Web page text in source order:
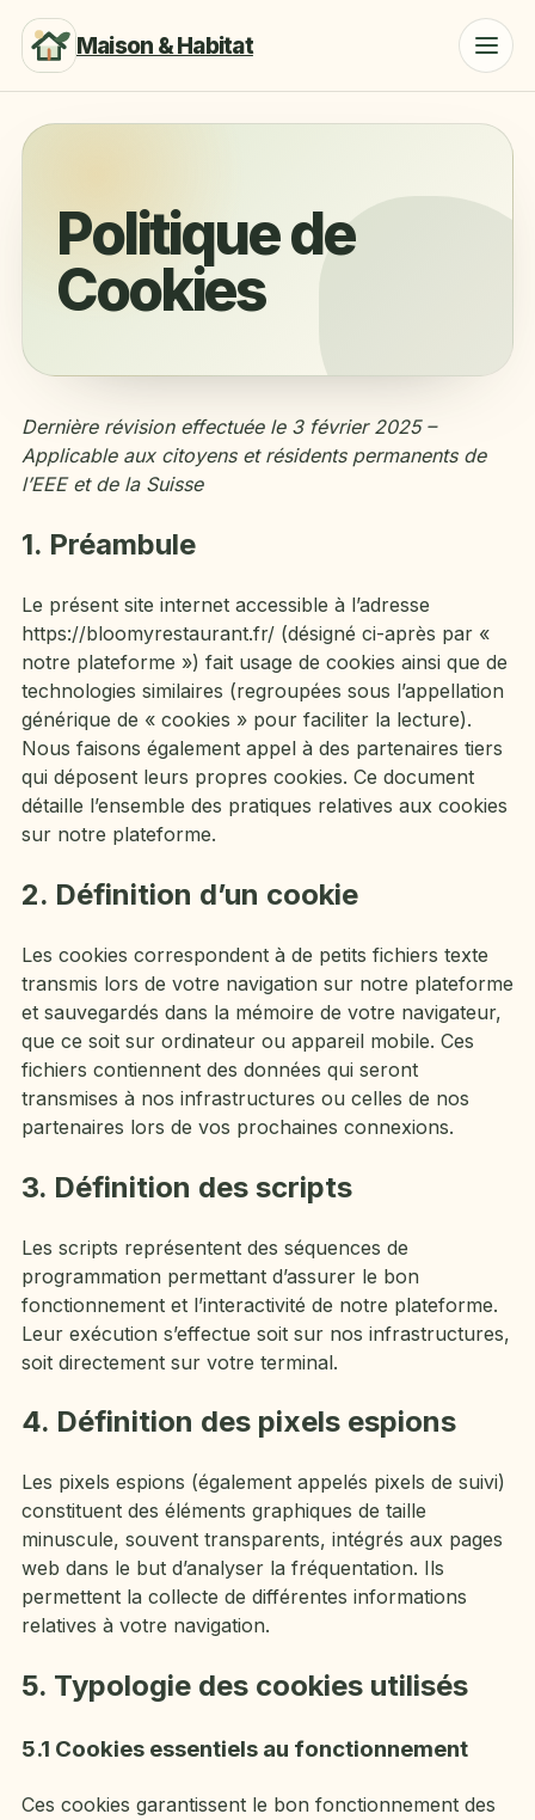
Maison & Habitat
Politique de
Cookies
Dernière révision effectuée le 3 février 2025 –
Applicable aux citoyens et résidents permanents de
l’EEE et de la Suisse
1. Préambule
Le présent site internet accessible à l’adresse
https://bloomyrestaurant.fr/ (désigné ci-après par «
notre plateforme ») fait usage de cookies ainsi que de
technologies similaires (regroupées sous l’appellation
générique de « cookies » pour faciliter la lecture).
Nous faisons également appel à des partenaires tiers
qui déposent leurs propres cookies. Ce document
détaille l’ensemble des pratiques relatives aux cookies
sur notre plateforme.
2. Définition d’un cookie
Les cookies correspondent à de petits fichiers texte
transmis lors de votre navigation sur notre plateforme
et sauvegardés dans la mémoire de votre navigateur,
que ce soit sur ordinateur ou appareil mobile. Ces
fichiers contiennent des données qui seront
transmises à nos infrastructures ou celles de nos
partenaires lors de vos prochaines connexions.
3. Définition des scripts
Les scripts représentent des séquences de
programmation permettant d’assurer le bon
fonctionnement et l’interactivité de notre plateforme.
Leur exécution s’effectue soit sur nos infrastructures,
soit directement sur votre terminal.
4. Définition des pixels espions
Les pixels espions (également appelés pixels de suivi)
constituent des éléments graphiques de taille
minuscule, souvent transparents, intégrés aux pages
web dans le but d’analyser la fréquentation. Ils
permettent la collecte de différentes informations
relatives à votre navigation.
5. Typologie des cookies utilisés
5.1 Cookies essentiels au fonctionnement
Ces cookies garantissent le bon fonctionnement des